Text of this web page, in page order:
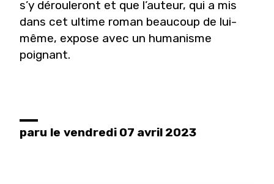
s’y dérouleront et que l’auteur, qui a mis
dans cet ultime roman beaucoup de lui-
même, expose avec un humanisme
poignant.
paru le vendredi 07 avril 2023